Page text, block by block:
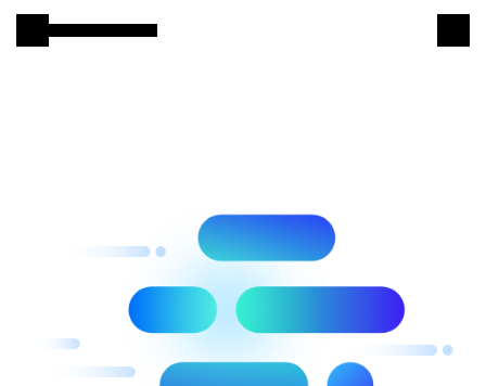
Samsung SDS
비즈니스 솔루션
디지털 혁신